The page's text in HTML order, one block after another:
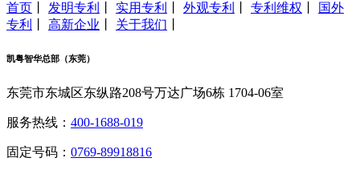
首页 发明专利 实用专利 外观专利 专利维权
国外
专利
高新企业 关于我们
凯粤智华总部（东莞）
东莞市东城区东纵路208号万达广场6栋 1704-06室
服务热线： 400-1688-019
固定号码： 0769-89918816